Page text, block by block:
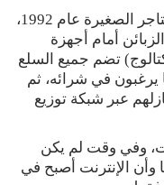
وقررت لويزا أن تفتتح سلسلة من المتاجر الصغيرة عام 1992،
أمام أجهزة
تضم جميع السلع
يرغبون في شرائه، ثم
عبر شبكة توزيع
وفي وقت لم يكن
وأن الإنترنت أصبح في